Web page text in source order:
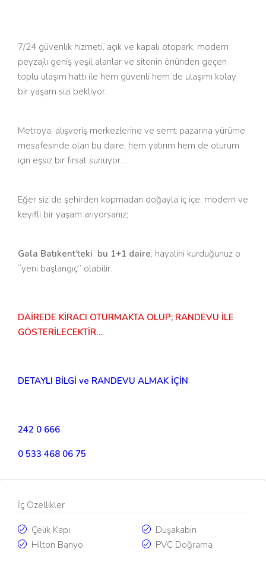
7/24 güvenlik hizmeti, açık ve kapalı otopark, modern
peyzajlı geniş yeşil alanlar ve sitenin önünden geçen
toplu ulaşım hattı ile hem güvenli hem de ulaşımı kolay
bir yaşam sizi bekliyor.
Metroya, alışveriş merkezlerine ve semt pazarına yürüme
mesafesinde olan bu daire, hem yatırım hem de oturum
için eşsiz bir fırsat sunuyor…
Eğer siz de şehirden kopmadan doğayla iç içe, modern ve
keyifli bir yaşam arıyorsanız;
Gala Batıkent’teki bu 1+1 daire, hayalini kurduğunuz o
“yeni başlangıç” olabilir.
DAİREDE KİRACI OTURMAKTA OLUP; RANDEVU İLE
GÖSTERİLECEKTİR…
DETAYLI BİLGİ ve RANDEVU ALMAK İÇİN
242 0 666
0 533 468 06 75
İç Özellikler
Çelik Kapı
Duşakabin
Hilton Banyo
PVC Doğrama